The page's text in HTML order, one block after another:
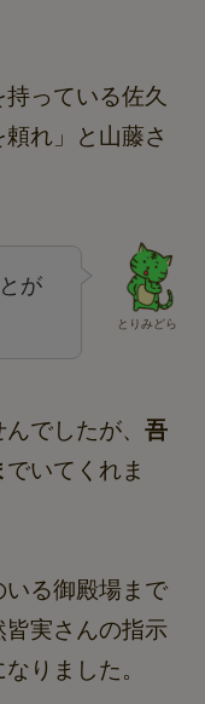
っている佐久
れ」と山藤さ
とりみどら
が
でしたが、 吾
でいてくれま
いる御殿場まで
実さんの指示
りました。